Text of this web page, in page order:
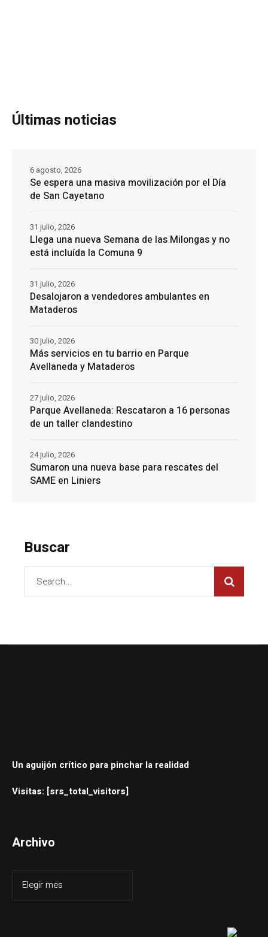
Últimas noticias
Se espera una masiva movilización por el Día
de San Cayetano
6 agosto, 2026
Llega una nueva Semana de las Milongas y no
está incluída la Comuna 9
31 julio, 2026
Desalojaron a vendedores ambulantes en
Mataderos
31 julio, 2026
Más servicios en tu barrio en Parque
Avellaneda y Mataderos
30 julio, 2026
Parque Avellaneda: Rescataron a 16 personas
de un taller clandestino
27 julio, 2026
Sumaron una nueva base para rescates del
SAME en Liniers
24 julio, 2026
Buscar
Un aguijón crítico para pinchar la realidad
Visitas: [srs_total_visitors]
Archivo